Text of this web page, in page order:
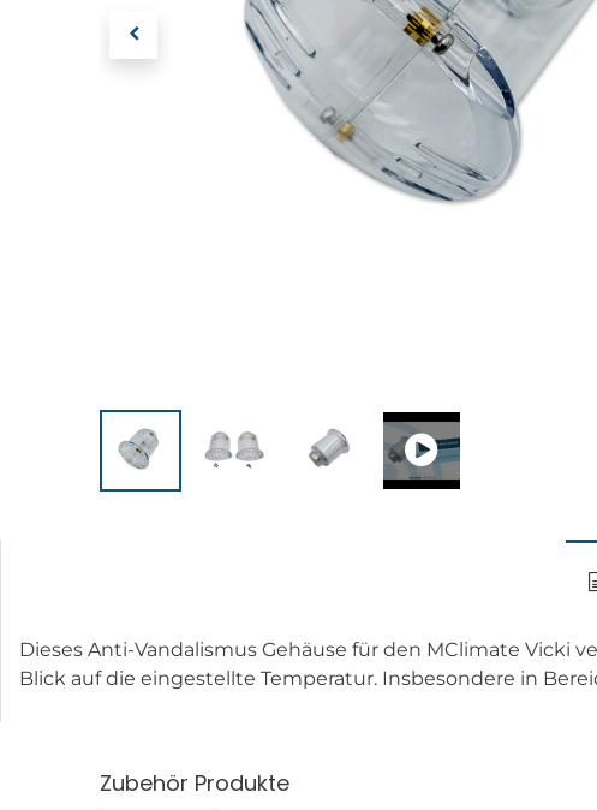
Dieses Anti-Vandalismus Gehäuse für den MClimate Vicki
Blick auf die eingestellte Temperatur. Insbesondere in
Zubehör Produkte